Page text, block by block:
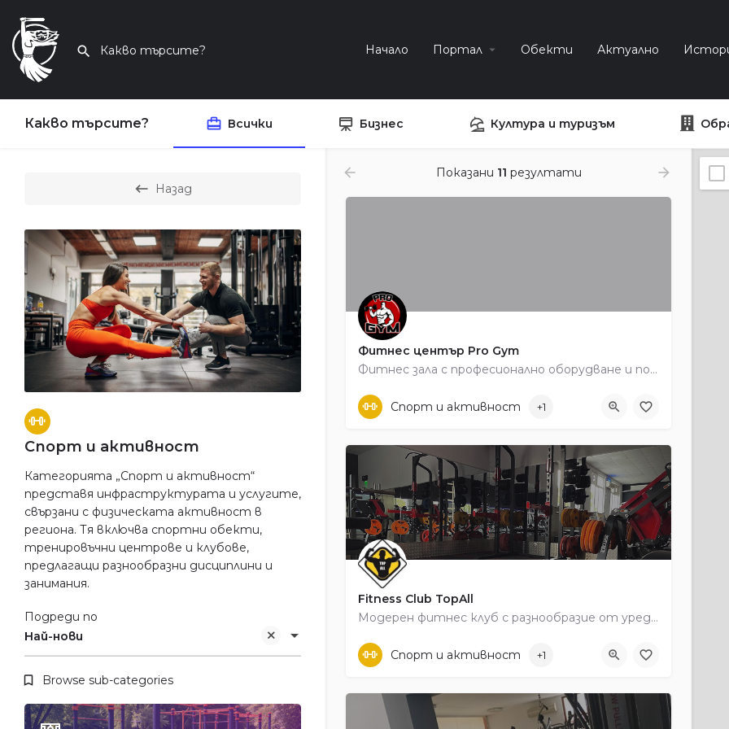
Начало Портал Обекти Актуално
Какво търсите? Всички Бизнес Култура и туризъм
Назад
Спорт и активност
Категорията „Спорт и активност“
представя инфраструктурата и услугите,
свързани с физическата активност в
региона. Тя включва спортни обекти,
тренировъчни центрове и клубове,
предлагащи разнообразни дисциплини и
занимания.
Най-нови
Подреди по
Browse sub-categories
Показани 11 резултати
Фитнес център Pro Gym
Фитнес зала с професионално оборудване и подходяща среда за силови и функционални тренировки.
Перманик
Спорт и активност +1
Fitness Club TopAll
Модерен фитнес клуб с разнообразие от уреди, кардио зона и възможност за персонални тренировки.
+359 87 843 3302
Спорт и активност +1